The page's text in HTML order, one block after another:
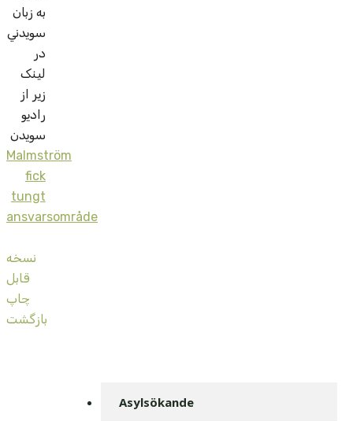
به زبان
سويدني
در
لينک
زير از
راديو
سويدن
Malmström
fick
tungt
ansvarsområde
نسخه
قابل
چاپ
بازگشت
Asylsökande